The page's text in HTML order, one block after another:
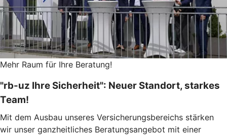
Mehr Raum für Ihre Beratung!
"rb-uz Ihre Sicherheit": Neuer Standort, starkes
Team!
Mit dem Ausbau unseres Versicherungsbereichs stärken
wir unser ganzheitliches Beratungsangebot mit einer